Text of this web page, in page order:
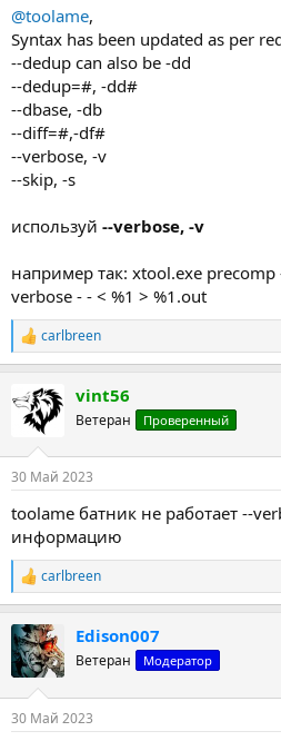
@toolame,
Syntax has been updated as per
--dedup can also be -dd
--dedup=#, -dd#
--dbase, -db
--diff=#,-df#
--verbose, -v
--skip, -s
используй --verbose, -v
например так: xtool.exe
verbose - - < %1 > %1.out
Р
е
к
ц
carlbreen
vint56
Ветеран Проверенный
30 Май 2023
toolame батник не работает --
информацию
Р
е
к
ц
и
carlbreen
Edison007
Ветеран Модератор
30 Май 2023